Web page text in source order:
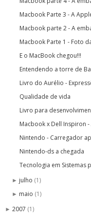
Macbook Parte 3 - A
Macbook parte 2 - A
Macbook Parte 1 - Foto
E o MacBook chegou!!!
Entendendo a torre de
Livro do Aurélio -
Qualidade de vida
Livro para
Macbook x Dell Inspiron
Nintendo - Carregador
Nintendo-ds a chegada
Tecnologia em Sistemas
► julho (1)
► maio (1)
► 2007 (1)